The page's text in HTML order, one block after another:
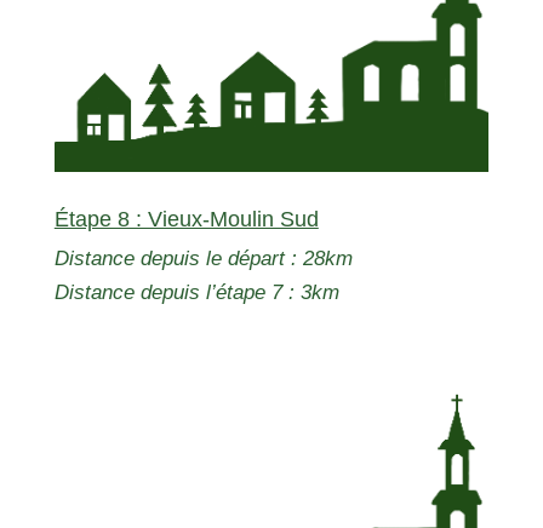
Étape 8 : Vieux-Moulin Sud
Distance depuis le départ : 28km
Distance depuis l’étape 7 : 3km